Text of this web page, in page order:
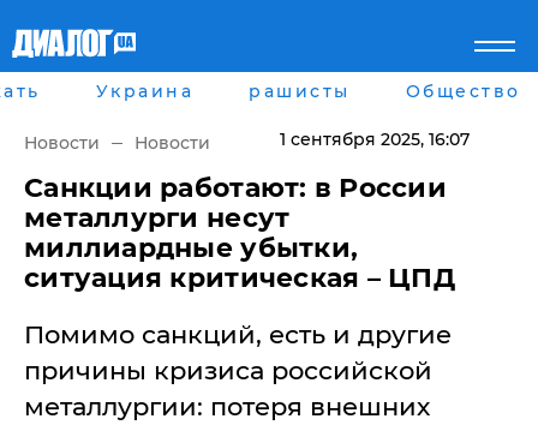
Главная
рассея
Мир
Беларусь
Военное обозрение
Наука и Техника
Экономика
Блоги
Шоу-биз
Здоровье
Города
Харьков
Львов
Одесса
Украина рашисты Общество
Новости Новости 1 сентября 2025, 16:07
Санкции работают: в России
металлурги несут
миллиардные убытки,
ситуация критическая – ЦПД
Помимо санкций, есть и другие
причины кризиса российской
металлургии: потеря внешних